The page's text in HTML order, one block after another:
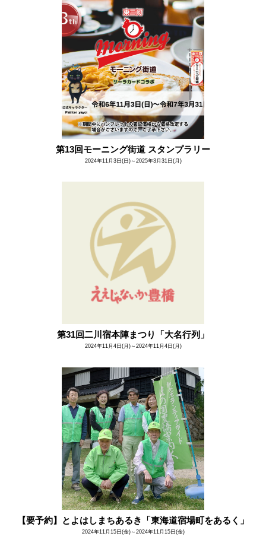
第13回モーニング街道 スタンプラリー
2024年11月3日(日)～2025年3月31日(月)
第31回二川宿本陣まつり「大名行列」
2024年11月4日(月)～2024年11月4日(月)
【要予約】とよはしまちあるき「東海道宿場町をあるく」
2024年11月15日(金)～2024年11月15日(金)